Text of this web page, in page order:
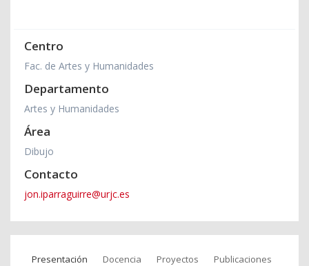
Centro
Fac. de Artes y Humanidades
Departamento
Artes y Humanidades
Área
Dibujo
Contacto
jon.iparraguirre@urjc.es
Presentación Docencia Proyectos Publicaciones